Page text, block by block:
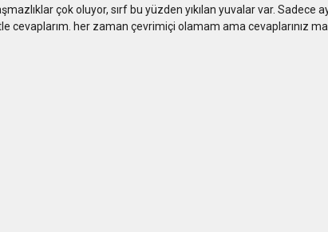
çok oluyor, sırf bu yüzden yıkılan yuvalar var. Sadece
cevaplarım. her zaman çevrimiçi olamam ama cevaplarınız